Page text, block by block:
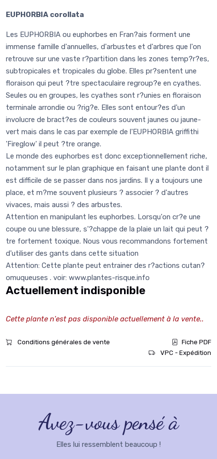
EUPHORBIA corollata
Les EUPHORBIA ou euphorbes en Fran?ais forment une
immense famille d'annuelles, d'arbustes et d'arbres que l'on
retrouve sur une vaste r?partition dans les zones temp?r?es,
subtropicales et tropicales du globe. Elles pr?sentent une
floraison qui peut ?tre spectaculaire regroup?e en cyathes.
Seules ou en groupes, les cyathes sont r?unies en floraison
terminale arrondie ou ?rig?e. Elles sont entour?es d'un
involucre de bract?es de couleurs souvent jaunes ou jaune-
vert mais dans le cas par exemple de l'EUPHORBIA griffithi
'Fireglow' il peut ?tre orange.
Le monde des euphorbes est donc exceptionnellement riche,
notamment sur le plan graphique en faisant une plante dont il
est difficile de se passer dans nos jardins. Il y a toujours une
place, et m?me souvent plusieurs ? associer ? d'autres
vivaces, mais aussi ? des arbustes.
Attention en manipulant les euphorbes. Lorsqu'on cr?e une
coupe ou une blessure, s'?chappe de la plaie un lait qui peut ?
tre fortement toxique. Nous vous recommandons fortement
d'utiliser des gants dans cette situation
Attention: Cette plante peut entrainer des r?actions cutan?
omuqueuses . voir: www.plantes-risque.info
Actuellement indisponible
Cette plante n'est pas disponible actuellement à la vente..
Conditions générales de vente
Fiche PDF
VPC - Expédition
Avez-vous pensé à
Elles lui ressemblent beaucoup !